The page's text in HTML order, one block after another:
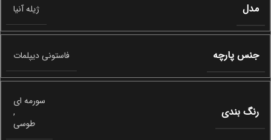
مدل ژیله آنیا
جنس پارچه فاستونی دیپلمات
رنگ بندی
سورمه ای
,
طوسی